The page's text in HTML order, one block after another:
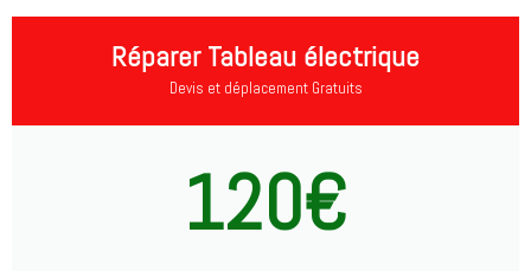
Réparer Tableau électrique
Devis et déplacement Gratuits
120€